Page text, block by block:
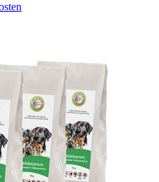
Ergänzungsnahrung für BARF.